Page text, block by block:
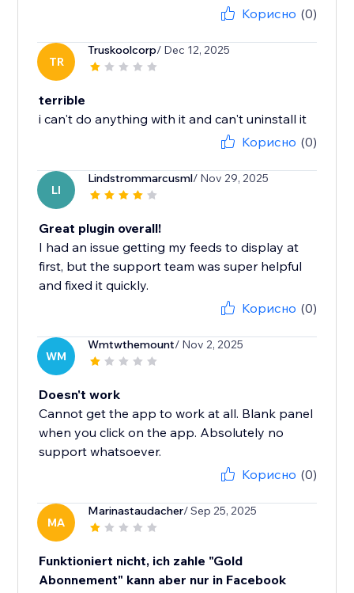
Корисно (0)
TR
Truskoolcorp/ Dec 12, 2025
terrible
i can't do anything with it and can't uninstall it
Корисно (0)
LI
Lindstrommarcusml/ Nov 29, 2025
Great plugin overall!
I had an issue getting my feeds to display at
first, but the support team was super helpful
and fixed it quickly.
Корисно (0)
WM
Wmtwthemount/ Nov 2, 2025
Doesn't work
Cannot get the app to work at all. Blank panel
when you click on the app. Absolutely no
support whatsoever.
Корисно (0)
MA
Marinastaudacher/ Sep 25, 2025
Funktioniert nicht, ich zahle "Gold
Abonnement" kann aber nur in Facebook